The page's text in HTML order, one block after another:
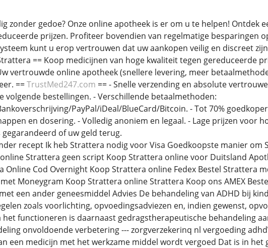
zonder gedoe? Onze online apotheek is er om u te helpen! Ontdek
prijzen. Profiteer bovendien van regelmatige besparingen
kunt u erop vertrouwen dat uw aankopen veilig en discreet
== Koop medicijnen van hoge kwaliteit tegen gereduceerde
vertrouwde online apotheek (snellere levering, meer
==TrustMed247.com == - Snelle verzending en absolute
volgende bestellingen. - Verschillende betaalmethoden:
PayPal/iDeal/BlueCard/Bitcoin. - Tot 70%
en dosering. - Volledig anoniem en legaal. - Lage prijzen voor
of uw geld terug.
recept Ik heb Strattera nodig voor Visa Goedkoopste manier om
Strattera geen script Koop Strattera online voor Duitsland
Online Cod Overnight Koop Strattera online Fedex Bestel Strattera
Moneygram Koop Strattera online Strattera Koop ons AMEX
een ander geneesmiddel Advies De behandeling van ADHD bij
zoals voorlichting, opvoedingsadviezen en, indien gewenst,
functioneren is daarnaast gedragstherapeutische behandeling
onvoldoende verbetering --- zorgverzekerinq nl vergoeding
een medicijn met het werkzame middel wordt vergoed Dat is in het